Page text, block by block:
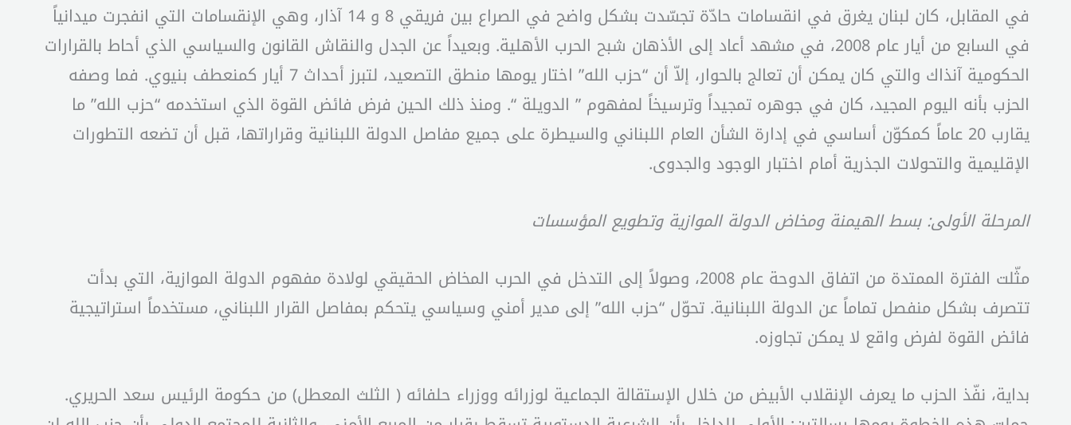
في المقابل، كان لبنان يغرق في انقسامات حادّة تجسّدت بشكل واضح في الصراع بين فريقي 8 و 14 آذار، وهي الإنقسامات التي انفجرت ميدانياً
في السابع من أيار عام 2008، في مشهد أعاد إلى الأذهان شبح الحرب الأهلية. وبعيداً عن الجدل والنقاش القانون والسياسي الذي أحاط بالقرارات
الحكومية آنذاك والتي كان يمكن أن تعالج بالحوار، إلاّ أن “حزب الله” اختار يومها منطق التصعيد، لتبرز أحداث 7 أيار كمنعطف بنيوي. فما وصفه
الحزب بأنه اليوم المجيد، كان في جوهره تمجيداً وترسيخاً لمفهوم ” الدويلة “. ومنذ ذلك الحين فرض فائض القوة الذي استخدمه “حزب الله” ما
يقارب 20 عاماً كمكوّن أساسي في إدارة الشأن العام اللبناني والسيطرة على جميع مفاصل الدولة اللبنانية وقراراتها، قبل أن تضعه التطورات
الإقليمية والتحولات الجذرية أمام اختبار الوجود والجدوى.
المرحلة الأولى: بسط الهيمنة ومخاض الدولة الموازية وتطويع المؤسسات
مثّلت الفترة الممتدة من اتفاق الدوحة عام 2008، وصولاً إلى التدخل في الحرب المخاض الحقيقي لولادة مفهوم الدولة الموازية، التي بدأت
تتصرف بشكل منفصل تماماً عن الدولة اللبنانية. تحوّل “حزب الله” إلى مدير أمني وسياسي يتحكم بمفاصل القرار اللبناني، مستخدماً استراتيجية
فائض القوة لفرض واقع لا يمكن تجاوزه.
بداية، نفّذ الحزب ما يعرف الإنقلاب الأبيض من خلال الإستقالة الجماعية لوزرائه ووزراء حلفائه ( الثلث المعطل) من حكومة الرئيس سعد الحريري.